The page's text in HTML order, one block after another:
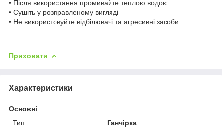
• Після використання промивайте теплою водою
• Сушіть у розправленому вигляді
• Не використовуйте відбілювачі та агресивні засоби
Приховати
Характеристики
Основні
Тип
Ганчірка